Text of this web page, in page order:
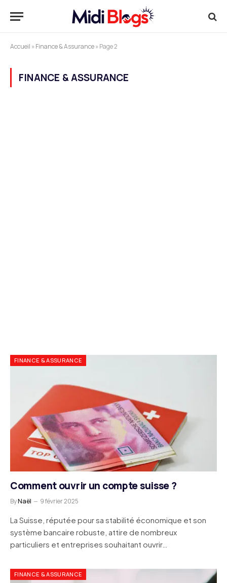
Accueil »Finance & Assurance»Page 2
FINANCE & ASSURANCE
FINANCE & ASSURANCE
Comment ouvrir un compte suisse ?
ByNaël 9 février 2025
La Suisse, réputée pour sa stabilité économique et son
système bancaire robuste, attire de nombreux
particuliers et entreprises souhaitant ouvrir…
FINANCE & ASSURANCE